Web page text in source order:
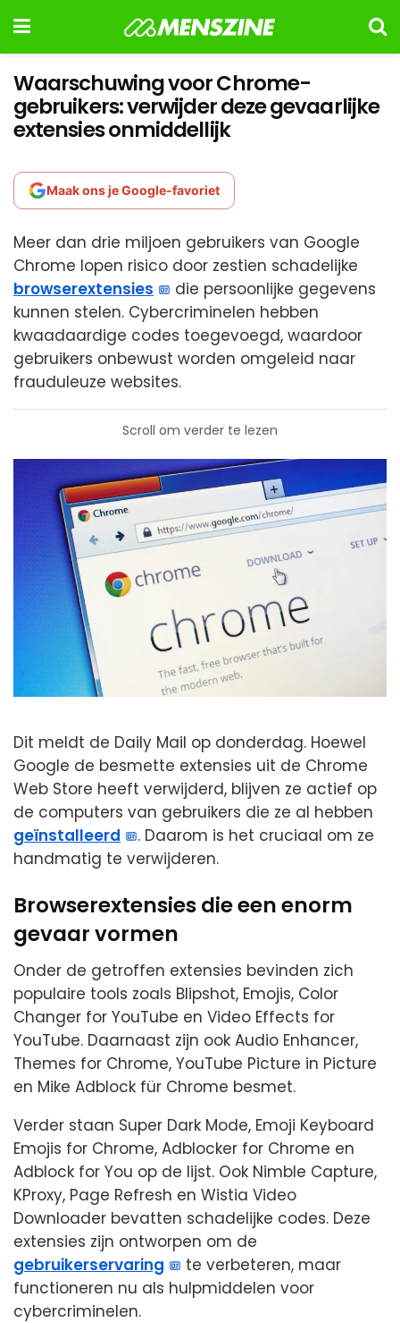
Waarschuwing voor Chrome-
gebruikers: verwijder deze gevaarlijke
extensies onmiddellijk
Maak ons je Google-favoriet
Meer dan drie miljoen gebruikers van Google
Chrome lopen risico door zestien schadelijke
browserextensies
die persoonlijke gegevens
kunnen stelen. Cybercriminelen hebben
kwaadaardige codes toegevoegd, waardoor
gebruikers onbewust worden omgeleid naar
frauduleuze websites.
Scroll om verder te lezen
Dit meldt de Daily Mail op donderdag. Hoewel
Google de besmette extensies uit de Chrome
Web Store heeft verwijderd, blijven ze actief op
de computers van gebruikers die ze al hebben
geïnstalleerd
. Daarom is het cruciaal om ze
handmatig te verwijderen.
Browserextensies die een enorm
gevaar vormen
Onder de getroffen extensies bevinden zich
populaire tools zoals Blipshot, Emojis, Color
Changer for YouTube en Video Effects for
YouTube. Daarnaast zijn ook Audio Enhancer,
Themes for Chrome, YouTube Picture in Picture
en Mike Adblock für Chrome besmet.
Verder staan Super Dark Mode, Emoji Keyboard
Emojis for Chrome, Adblocker for Chrome en
Adblock for You op de lijst. Ook Nimble Capture,
KProxy, Page Refresh en Wistia Video
Downloader bevatten schadelijke codes. Deze
extensies zijn ontworpen om de
gebruikerservaring
te verbeteren, maar
functioneren nu als hulpmiddelen voor
cybercriminelen.